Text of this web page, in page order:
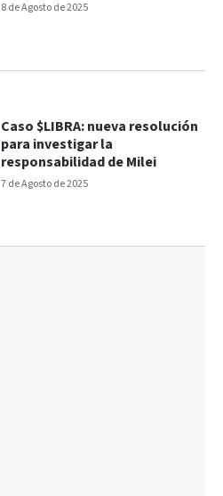
8 de Agosto de 2025
7 de Agosto de 2025
Caso $LIBRA: nueva resolución
para investigar la
responsabilidad de Milei